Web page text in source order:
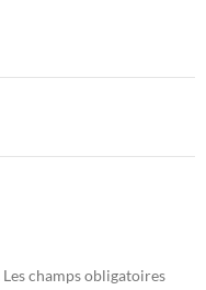
Les champs obligatoires